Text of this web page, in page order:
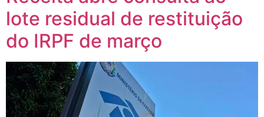
lote residual de restituição
do IRPF de março